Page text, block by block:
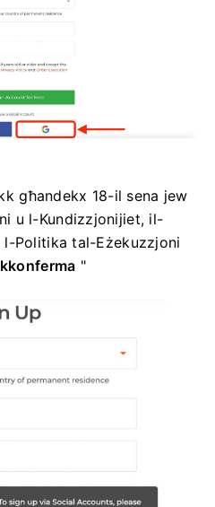
għandekx 18-il sena jew
u l-Kundizzjonijiet, il-
Politika tal-Eżekuzzjoni
"